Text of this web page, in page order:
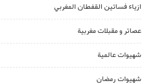
ازياء فساتين القفطان المغربي
عصائر و مقبلات مغربية
شهيوات عالمية
شهيوات رمضان